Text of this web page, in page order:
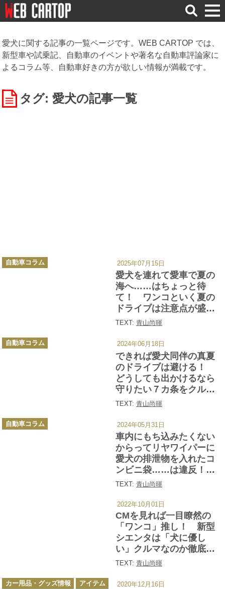
検
索
愛犬に関する記事の一覧ページです。WEB CARTOP では、
新型車や試乗記、自動車のイベントや著名な自動車評論家に
よるコラム等、自動車好きの方が欲しい情報が満載です。
タグ: 愛犬の記事一覧
愛犬を連れて愛車で夏の
海へ……はちょっと待
て！ ワンコといく夏の
ドライブは注意点が盛り
だくさんだった
TEXT: 青山尚暉
カ
テ
自動車コラム 2025年07月15日
できれば愛犬同伴の真夏
のドライブは避ける！
どうしても出かけるなら
守りたい７カ条をクルマ
とワンコのプロが解説!!
TEXT: 青山尚暉
カ
テ
自動車コラム 2024年06月18日
車内にもち込みたくない
からってリヤワイパーに
愛犬の排泄物を入れたコ
ンビニ袋……は違反！
どう処理すべきかプロの
TEXT: 青山尚暉
カ
テ
自動車コラム 2024年05月31日
CMを見れば一目瞭然の
「ワンコ」推し！ 新型
シエンタは「犬に優し
い」クルマなのか徹底調
査した
TEXT: 青山尚暉
2022年10月01日
カ
テ
カー用品・グッズ情報 アイテム 2020年12月16日